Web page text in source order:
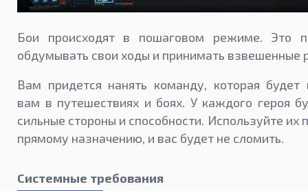
Бои происходят в пошаговом режиме. Это
обдумывать свои ходы и принимать взвешенные
Вам придется нанять команду, которая будет
вам в путешествиях и боях. У каждого героя
сильные стороны и способности. Используйте их
прямому назначению, и вас будет не сломить.
Системные требования